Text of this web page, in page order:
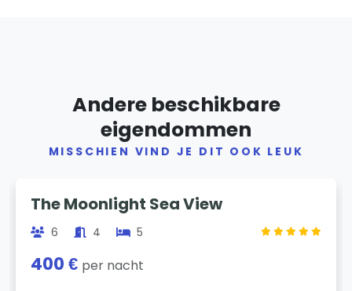
Andere beschikbare
eigendommen
MISSCHIEN VIND JE DIT OOK LEUK
The Moonlight Sea View
6 4 5
400 € per nacht